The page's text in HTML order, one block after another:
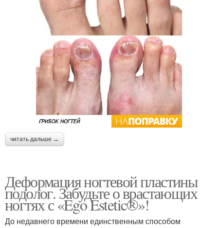
читать дальше →
Деформация ногтевой пластины
подолог. Забудьте о врастающих
ногтях с «Ego Estetic®»!
До недавнего времени единственным способом